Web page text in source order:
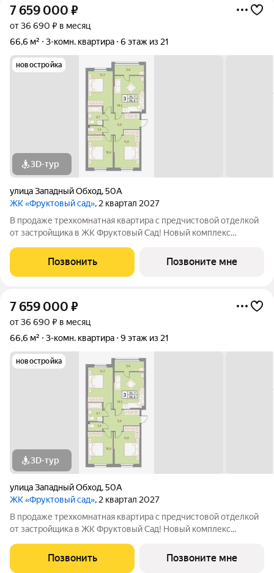
7 659 000 ₽
от 36 690 ₽ в месяц
66,6 м²
3-комн. квартира 6 этаж из 21
новостройка
3D-тур
улица Западный Обход,50А
ЖК «Фруктовый сад», 2 квартал 2027
В продаже трехкомнатная квартира с предчистовой отделкой
от застройщика в ЖК Фруктовый Сад! Новый комплекс
Жилой комплекс Фруктовый Сад - это уютный жилой комплекс
с развитой инфраструктурой
Позвонить Позвоните мне
7 659 000 ₽
от 36 690 ₽ в месяц
66,6 м²
3-комн. квартира 9 этаж из 21
новостройка
3D-тур
улица Западный Обход,50А
ЖК «Фруктовый сад», 2 квартал 2027
В продаже трехкомнатная квартира с предчистовой отделкой
от застройщика в ЖК Фруктовый Сад! Новый комплекс
Жилой комплекс Фруктовый Сад - это уютный жилой комплекс
с развитой инфраструктурой
Позвонить Позвоните мне